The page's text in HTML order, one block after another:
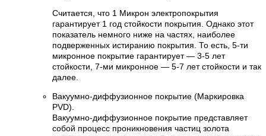
Считается, что 1 Микрон электропокрытия
гарантирует 1 год стойкости покрытия. Однако этот
показатель немного ниже на частях, наиболее
подверженных истиранию покрытия. То есть, 5-ти
микронное покрытие гарантирует — 3-5 лет
стойкости, 7-ми микронное — 5-7 лет стойкости и так
далее.
Вакуумно-диффузионное покрытие (Маркировка
PVD).
Вакуумно-диффузионное покрытие представляет
собой процесс проникновения частиц золота